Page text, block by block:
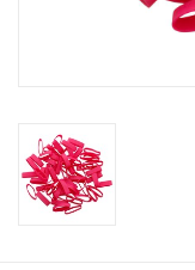
Offre élastiques Blanc !